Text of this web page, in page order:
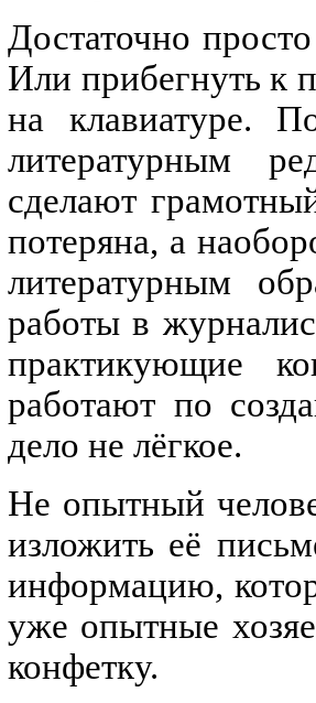
Достаточно
Или прибегнуть к
на клавиатуре.
литературным
сделают
потеряна, а
литературным
работы в
практикующие
работают по
дело не лёгкое.
Не опытный
изложить её
информацию,
уже опытные
конфетку.